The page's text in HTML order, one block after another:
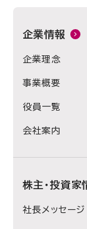
企業情報
企業理念
事業概要
役員一覧
会社案内
株主・投資家
社長メッセージ